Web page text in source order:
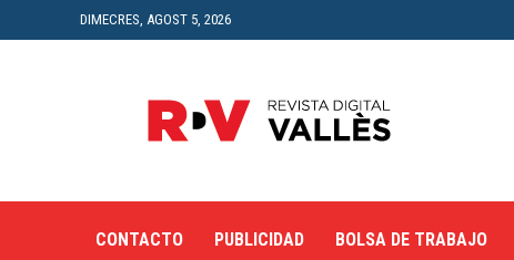
DIMECRES, AGOST 5, 2026
Digital
del
CONTACTO PUBLICIDAD BOLSA DE TRABAJO